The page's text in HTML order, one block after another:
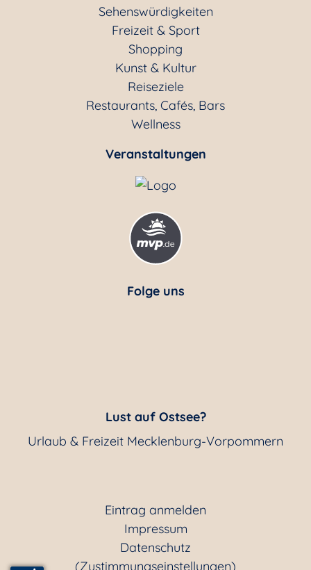
Sehenswürdigkeiten
Freizeit & Sport
Shopping
Kunst & Kultur
Reiseziele
Restaurants, Cafés, Bars
Wellness
Veranstaltungen
Folge uns
Lust auf Ostsee?
Urlaub & Freizeit Mecklenburg-Vorpommern
Eintrag anmelden
Impressum
Datenschutz
(Zustimmungseinstellungen)